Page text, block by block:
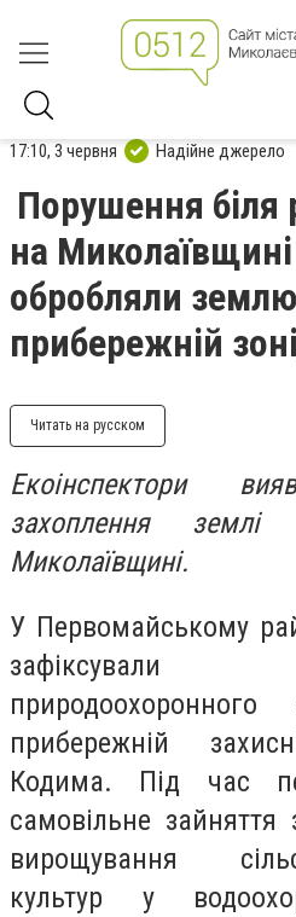
17:10, 3 червня Надійне джерело
Порушення біля
на
обробляли
прибережній
Читать на русском
Екоінспектори
захоплення
Миколаївщині.
У Первомайському
прибережній
Кодима. Під час
самовільне зайняття
вирощування
культур у